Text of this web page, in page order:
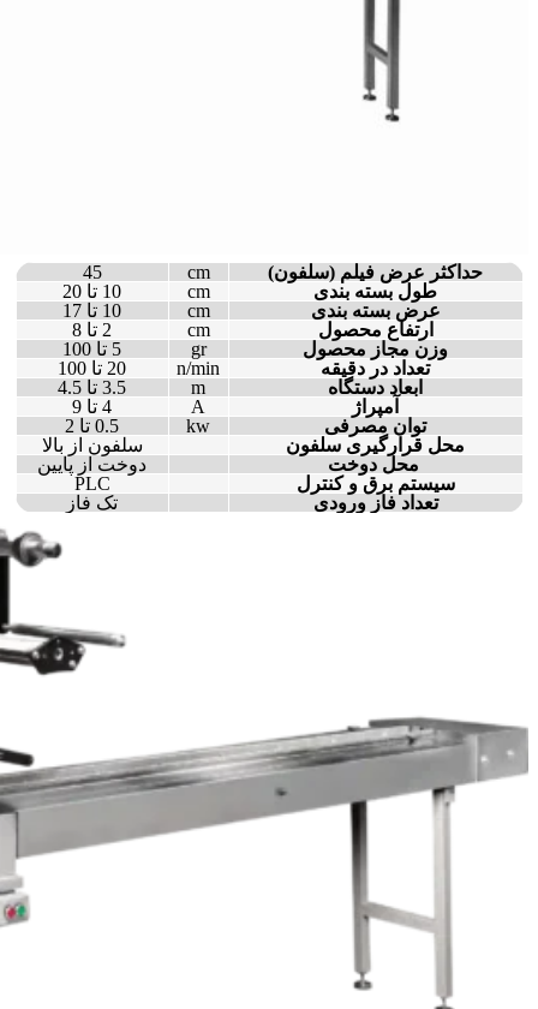
حداکثر عرض فیلم (سلفون) cm
45
طول بسته بندی
cm
10 تا 20
عرض بسته بندی
cm
10 تا 17
ارتفاع محصول
cm
2 تا 8
وزن مجاز محصول
gr
5 تا 100
تعداد در دقیقه
n/min
20 تا 100
ابعاد دستگاه
m
3.5 تا 4.5
آمپراژ
A
4 تا 9
توان مصرفی
kw
0.5 تا 2
محل قرارگیری سلفون
سلفون از بالا
محل دوخت
دوخت از پایین
سیستم برق و کنترل
PLC
تعداد فاز ورودی
تک فاز